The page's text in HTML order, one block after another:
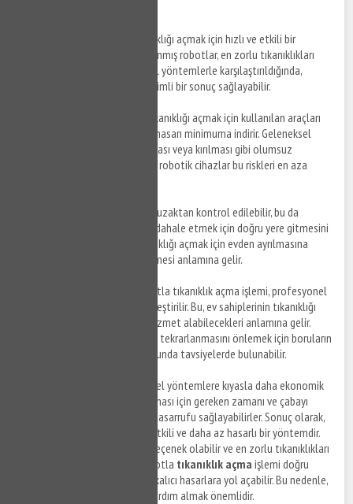
: Robotlar, tıkanıklığı açmak için hızlı ve etkili bir
yöntemdir. Özel olarak tasarlanmış robotlar, en zorlu tıkanıklıkları
bile açabilmektedir. Geleneksel yöntemlerle karşılaştırıldığında,
robotlar daha hızlı ve daha verimli bir sonuç sağlayabilir.
: Robotların, tıkanıklığı açmak için kullanılan araçları
kontrol edebilme yetenekleri, hasarı minimuma indirir. Geleneksel
yöntemlerde, boruların çatlaması veya kırılması gibi olumsuz
sonuçlar ortaya çıkabilir, ancak robotik cihazlar bu riskleri en aza
: Robotlar, uzaktan kontrol edilebilir, bu da
tesisatçının tıkalı borulara müdahale etmek için doğru yere gitmesini
sağlar. Bu, ev sahiplerinin tıkanıklığı açmak için evden ayrılmasına
gerek kalmadan hizmet alabilmesi anlamına gelir.
: Robotla tıkanıklık açma işlemi, profesyonel
tesisatçılar tarafından gerçekleştirilir. Bu, ev sahiplerinin tıkanıklığı
açmak için yüksek kaliteli bir hizmet alabilecekleri anlamına gelir.
Ayrıca, profesyoneller, sorunun tekrarlanmasını önlemek için boruların
temizlenmesi ve bakımı konusunda tavsiyelerde bulunabilir.
: Robotlar, geleneksel yöntemlere kıyasla daha ekonomik
bir seçenektir. Tıkanıklığın açılması için gereken zamanı ve çabayı
azaltarak, ev sahiplerine para tasarrufu sağlayabilirler. Sonuç olarak,
robotla tıkanıklık açma, hızlı, etkili ve daha az hasarlı bir yöntemdir.
Ev sahipleri için ekonomik bir seçenek olabilir ve en zorlu tıkanıklıkları
bile açabilirler. Ancak, eğer robotla tıkanıklık açma işlemi doğru
şekilde yapılmazsa, borularda kalıcı hasarlara yol açabilir. Bu nedenle,
profesyonel tesisatçılardan yardım almak önemlidir.